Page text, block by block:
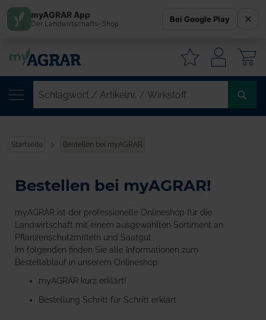
Startseite Bestellen bei myAGRAR
Bestellen bei myAGRAR!
myAGRAR ist der professionelle Onlineshop für die
Landwirtschaft mit einem ausgewählten Sortiment an
Pflanzenschutzmitteln und Saatgut.
Im folgenden finden Sie alle Informationen zum
Bestellablauf in unserem Onlineshop:
myAGRAR kurz erklärt!
Bestellung Schritt für Schritt erklärt
myAGRAR App
Der Landwirtschafts-Shop Bei Google Play